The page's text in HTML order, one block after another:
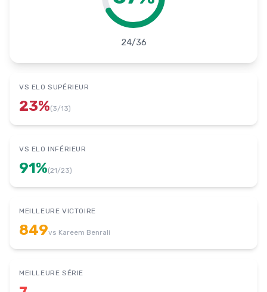
24/36
VS ELO SUPÉRIEUR
23%(3/13)
VS ELO INFÉRIEUR
91%(21/23)
MEILLEURE VICTOIRE
849vs Kareem Benrali
MEILLEURE SÉRIE